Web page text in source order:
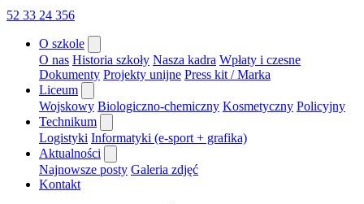
52 33 24 356
O szkole
O nas Historia szkoły Nasza kadra Wpłaty i czesne
Dokumenty Projekty unijne Press kit / Marka
Liceum
Wojskowy Biologiczno-chemiczny Kosmetyczny Policyjny
Technikum
Logistyki Informatyki (e-sport + grafika)
Aktualności
Najnowsze posty Galeria zdjęć
Kontakt